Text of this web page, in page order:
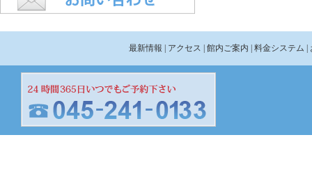
最新情報 | アクセス | 館内ご案内 | 料金システム